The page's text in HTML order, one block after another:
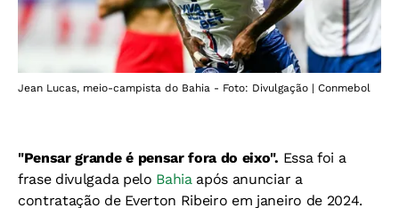
Jean Lucas, meio-campista do Bahia - Foto: Divulgação | Conmebol
"Pensar grande é pensar fora do eixo". Essa foi a
frase divulgada pelo Bahia após anunciar a
contratação de Everton Ribeiro em janeiro de 2024.